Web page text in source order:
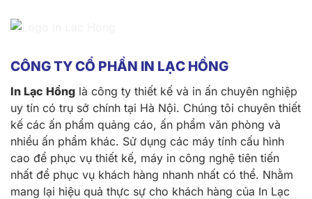
CÔNG TY CỔ PHẦN IN LẠC HỒNG
In Lạc Hồng là công ty thiết kế và in ấn chuyên nghiệp
uy tín có trụ sở chính tại Hà Nội. Chúng tôi chuyên thiết
kế các ấn phẩm quảng cáo, ấn phẩm văn phòng và
nhiều ấn phẩm khác. Sử dụng các máy tính cấu hình
cao để phục vụ thiết kế, máy in công nghệ tiên tiến
nhất để phục vụ khách hàng nhanh nhất có thể. Nhằm
mang lại hiệu quả thực sự cho khách hàng của In Lạc